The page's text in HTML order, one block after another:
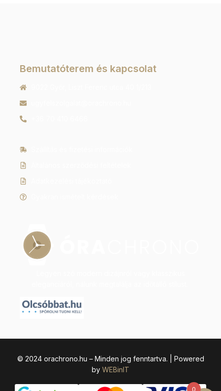
Bemutatóterem és kapcsolat
© 2024 orachrono.hu – Minden jog fenntartva. | Powered
by WEBinIT
0